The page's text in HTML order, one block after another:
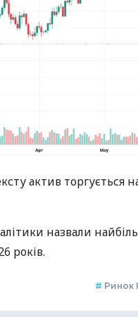
актив торгується
назвали
років.
# Ринок